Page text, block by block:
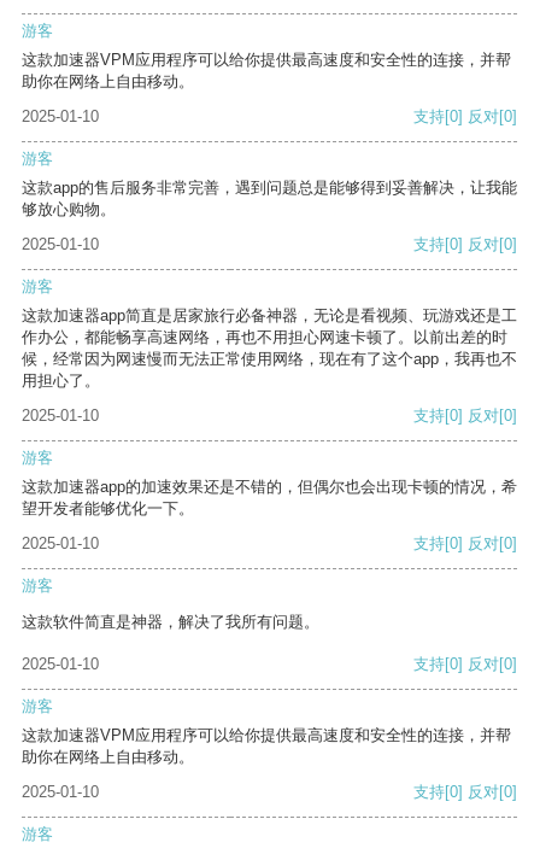
游客
这款加速器VPM应用程序可以给你提供最高速度和安全性的连接，并帮
助你在网络上自由移动。
2025-01-10
支持[0] 反对[0]
游客
这款app的售后服务非常完善，遇到问题总是能够得到妥善解决，让我能
够放心购物。
2025-01-10
支持[0] 反对[0]
游客
这款加速器app简直是居家旅行必备神器，无论是看视频、玩游戏还是工
作办公，都能畅享高速网络，再也不用担心网速卡顿了。以前出差的时
候，经常因为网速慢而无法正常使用网络，现在有了这个app，我再也不
用担心了。
2025-01-10
支持[0] 反对[0]
游客
这款加速器app的加速效果还是不错的，但偶尔也会出现卡顿的情况，希
望开发者能够优化一下。
2025-01-10
支持[0] 反对[0]
游客
这款软件简直是神器，解决了我所有问题。
2025-01-10 支持[0] 反对[0]
游客
这款加速器VPM应用程序可以给你提供最高速度和安全性的连接，并帮
助你在网络上自由移动。
2025-01-10
支持[0] 反对[0]
游客